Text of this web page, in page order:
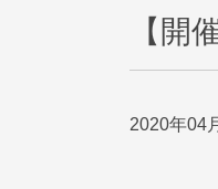
【開
2020年04